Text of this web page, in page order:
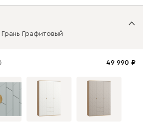
Графитовый
49 990